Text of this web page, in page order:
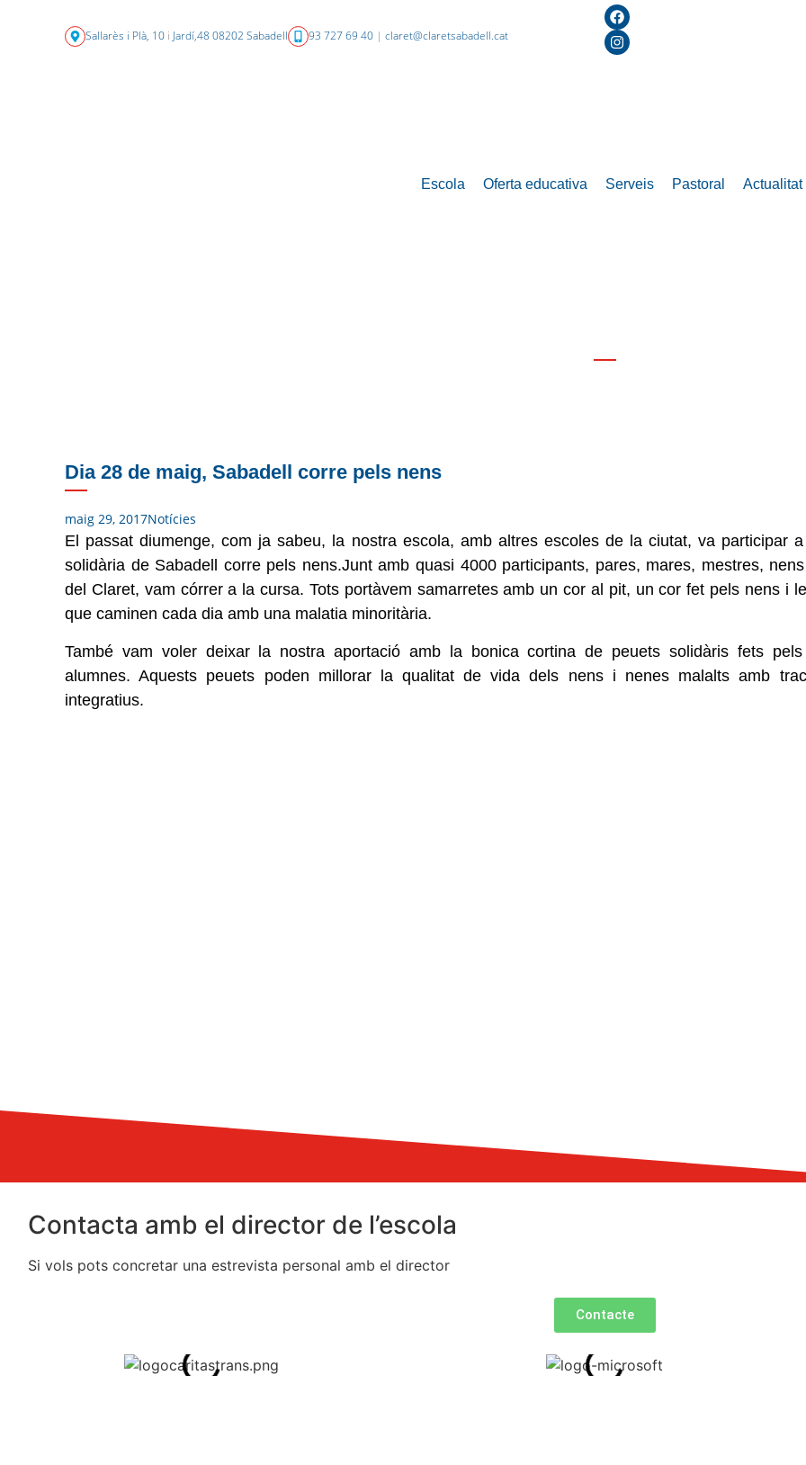
Sallarès i Plà, 10 i Jardí,48 08202 Sabadell 93 727 69 40 | claret@claretsabadell.cat
Escola Oferta educativa Serveis Pastoral Actualitat
Dia 28 de maig, Sabadell corre pels nens
maig 29, 2017Notícies
El passat diumenge, com ja sabeu, la nostra escola, amb altres escoles de la ciutat, va participar
solidària de Sabadell corre pels nens.Junt amb quasi 4000 participants, pares, mares, mestres,
del Claret, vam córrer a la cursa. Tots portàvem samarretes amb un cor al pit, un cor fet pels nens i
que caminen cada dia amb una malatia minoritària.
També vam voler deixar la nostra aportació amb la bonica cortina de peuets solidàris fets pels
alumnes. Aquests peuets poden millorar la qualitat de vida dels nens i nenes malalts amb
integratius.
Contacta amb el director de l’escola
Si vols pots concretar una estrevista personal amb el director
Contacte